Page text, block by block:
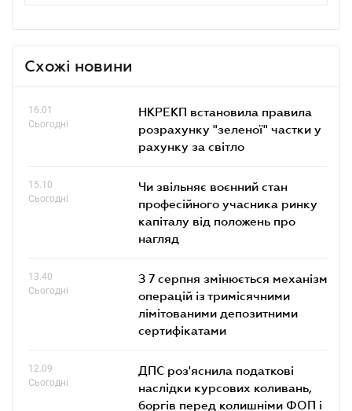
Схожі новини
16.01
Сьогодні
НКРЕКП встановила правила
розрахунку "зеленої" частки у
рахунку за світло
15.10
Сьогодні
Чи звільняє воєнний стан
професійного учасника ринку
капіталу від положень про
нагляд
13.40
Сьогодні
З 7 серпня змінюється механізм
операцій із тримісячними
лімітованими депозитними
сертифікатами
12.09
Сьогодні
ДПС роз'яснила податкові
наслідки курсових коливань,
боргів перед колишніми ФОП і